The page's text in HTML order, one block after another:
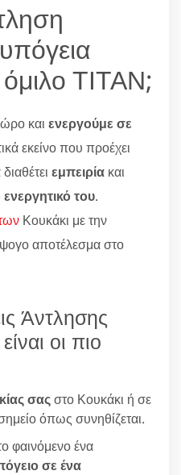
όμιλο ΤΙΤΑΝ;
και ενεργούμε σε
εκείνο που προέχει
εμπειρία και
ενεργητικό του.
Κουκάκι με την
αποτέλεσμα στο
Άντλησης
οι πιο
σαςστο Κουκάκι ή σε
όπως συνηθίζεται.
φαινόμενο ένα
σε ένα